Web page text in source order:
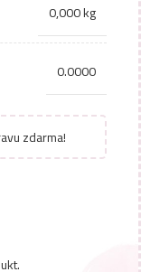
0,000 kg
0.0000
zdarma!